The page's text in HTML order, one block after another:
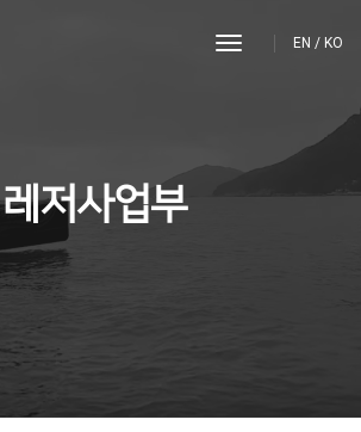
toggle
EN / KO
레저사업부